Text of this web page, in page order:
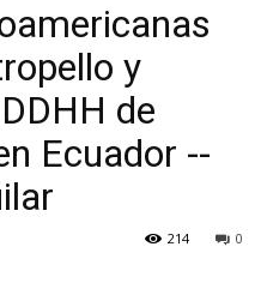
y
de
Ecuador --
0
214